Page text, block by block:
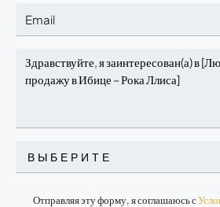
ВЫБЕРИТЕ
Отправляя эту форму, я соглашаюсь с